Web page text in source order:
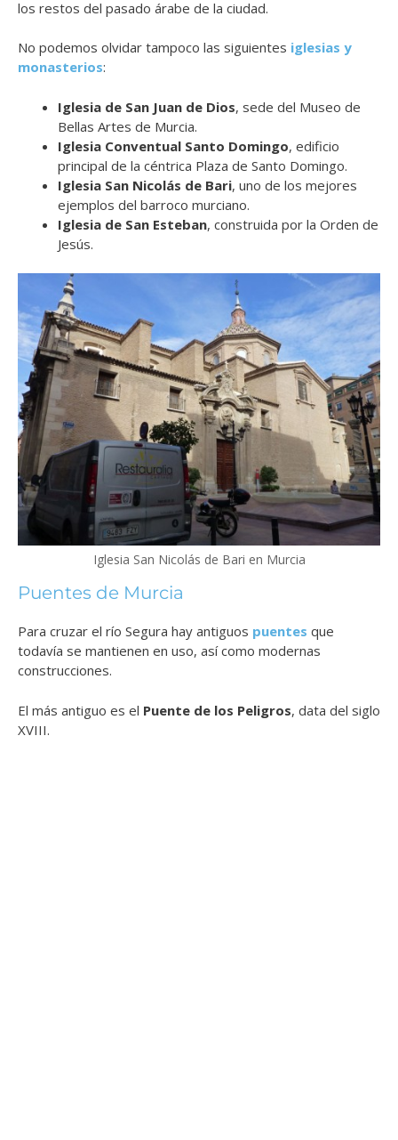
los restos del pasado árabe de la ciudad.
No podemos olvidar tampoco las siguientes iglesias y
monasterios:
Iglesia de San Juan de Dios, sede del Museo de
Bellas Artes de Murcia.
Iglesia Conventual Santo Domingo, edificio
principal de la céntrica Plaza de Santo Domingo.
Iglesia San Nicolás de Bari, uno de los mejores
ejemplos del barroco murciano.
Iglesia de San Esteban, construida por la Orden de
Jesús.
Iglesia San Nicolás de Bari en Murcia
Puentes de Murcia
Para cruzar el río Segura hay antiguos puentes que
todavía se mantienen en uso, así como modernas
construcciones.
El más antiguo es el Puente de los Peligros, data del siglo
XVIII.